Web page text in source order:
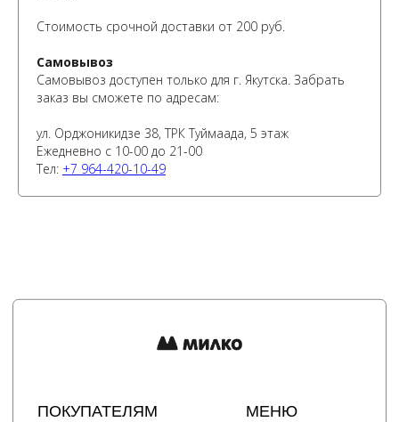
Стоимость срочной доставки от 200 руб.
Самовывоз
Самовывоз доступен только для г. Якутска. Забрать
заказ вы сможете по адресам:
ул. Орджоникидзе 38, ТРК Туймаада, 5 этаж
Ежедневно с 10-00 до 21-00
Тел: +7 964-420-10-49
Доставка
Уход за изделиями
О бренде
Акции
Оптовые закупки
ПОКУПАТЕЛЯМ